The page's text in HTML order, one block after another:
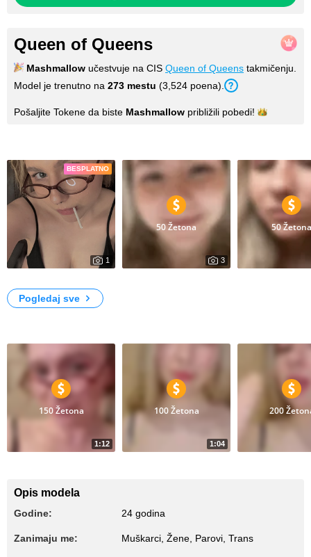
Queen of Queens
Mashmallow učestvuje na CIS Queen of Queens takmičenju.
Model je trenutno na 273 mestu (3,524 poena).
Pošaljite Tokene da biste Mashmallow približili pobedi!
BESPLATNO
1
50 Žetona
3
50 Žetona
Pogledaj sve
1:12
150 Žetona
1:04
100 Žetona 200
Opis modela
Godine: 24 godina
Zanimaju me: Muškarci, Žene, Parovi, Trans